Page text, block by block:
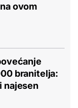
ovom
branitelja:
najesen